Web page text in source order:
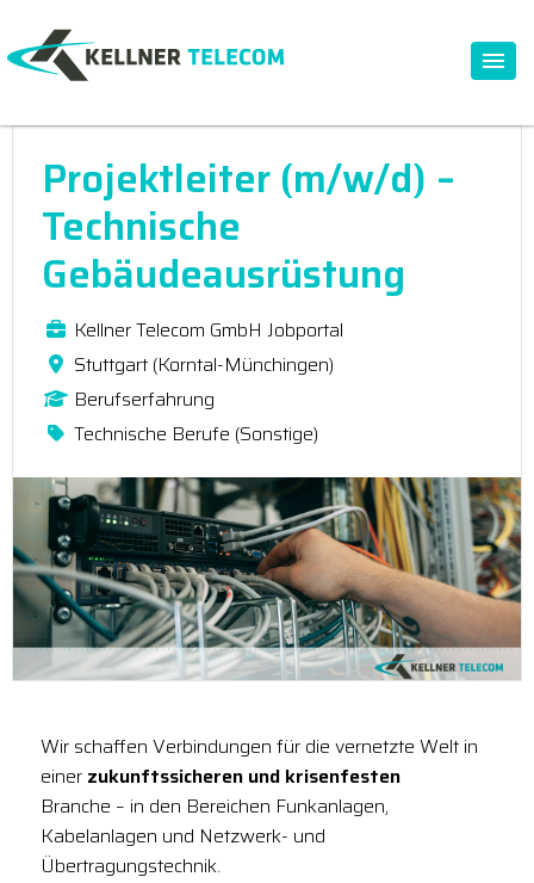
Projektleiter (m/w/d) –
Technische
Gebäudeausrüstung
Kellner Telecom GmbH Jobportal
Stuttgart (Korntal-Münchingen)
Berufserfahrung
Technische Berufe (Sonstige)
Wir schaffen Verbindungen für die vernetzte Welt in
einer zukunftssicheren und krisenfesten
Branche – in den Bereichen Funkanlagen,
Kabelanlagen und Netzwerk- und
Übertragungstechnik.